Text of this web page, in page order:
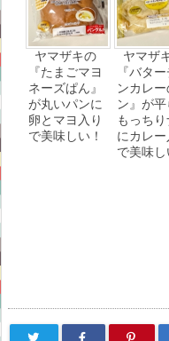
ヤマザキの
『たまごマヨ
ネーズぱん』
が丸いパンに
卵とマヨ入り
で美味しい！
ヤマザ
『バタ
ンカレー
ン』が平
もっちり
にカレー
で美味し